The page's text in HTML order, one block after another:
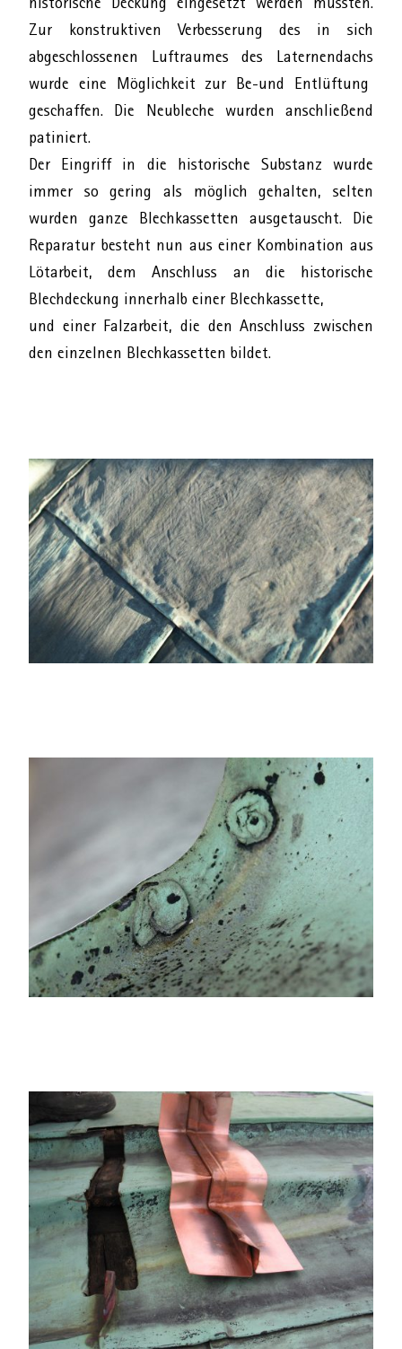
historische Deckung eingesetzt werden mussten.
Zur konstruktiven Verbesserung des in sich
abgeschlossenen Luftraumes des Laternendachs
wurde eine Möglichkeit zur Be-und Entlüftung
geschaffen. Die Neubleche wurden anschließend
patiniert.
Der Eingriff in die historische Substanz wurde
immer so gering als möglich gehalten, selten
wurden ganze Blechkassetten ausgetauscht. Die
Reparatur besteht nun aus einer Kombination aus
Lötarbeit, dem Anschluss an die historische
Blechdeckung innerhalb einer Blechkassette,
und einer Falzarbeit, die den Anschluss zwischen
den einzelnen Blechkassetten bildet.